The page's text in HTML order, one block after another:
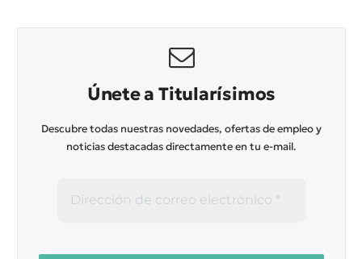
Únete a Titularísimos
Descubre todas nuestras novedades, ofertas de empleo y
noticias destacadas directamente en tu e-mail.